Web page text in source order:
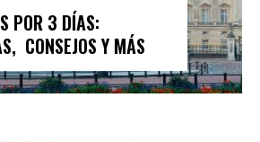
POR 3 DÍAS:
CONSEJOS Y MÁS